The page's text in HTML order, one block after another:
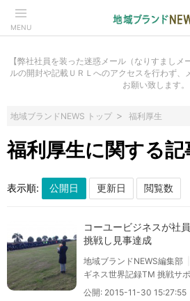
MENU
【弊社社員を装った迷惑メール（なりすましメ
ルの開封や記載ＵＲＬへのアクセスを行わず、
お願い致します。
地域ブランドNEWS トップ 福利厚生
福利厚生に関する記
表示順:
コーユービジネスが社
挑戦し見事達成
地域ブランドNEWS編集部
ギネス世界記録TM 挑戦サ
公開: 2015-11-30 15:27:55